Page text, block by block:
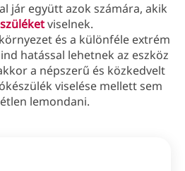
jár együtt azok számára, akik
viselnek.
és a különféle extrém
hatással lehetnek az eszköz
a népszerű és közkedvelt
viselése mellett sem
lemondani.